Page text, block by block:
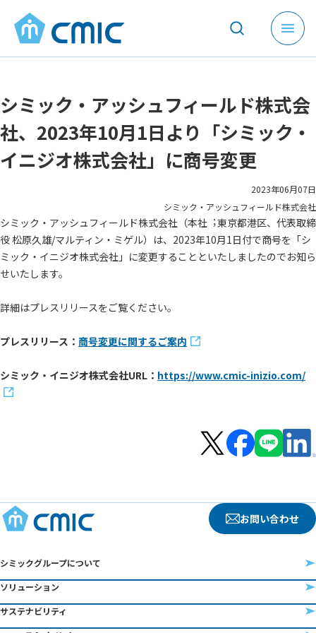
メ
ニ
を
開
く
シミック・アッシュフィールド株式会
社、2023年10月1日より「シミック・
イニジオ株式会社」に商号変更
2023年06月07日
シミック・アッシュフィールド株式会社
シミック・アッシュフィールド株式会社（本社︔東京都港区、代表取締
役 松原久雄/マルティン・ミゲル）は、2023年10月1日付で商号を「シ
ミック・イニジオ株式会社」に変更することといたしましたのでお知ら
せいたします。
詳細はプレスリリースをご覧ください。
プレスリリース： 商号変更に関するご案内
シミック・イニジオ株式会社URL： https://www.cmic-inizio.com/
お問い合わせ
シミックグループについて
ソリューション
サステナビリティ